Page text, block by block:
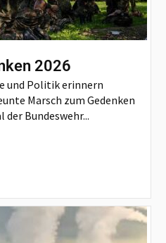
2026
und Politik erinnern
Marsch zum Gedenken
Bundeswehr...